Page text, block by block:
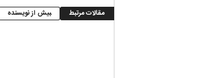
مقالات مرتبط بیش از نویسنده